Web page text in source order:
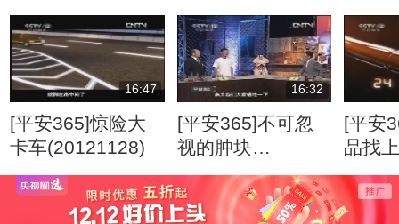
16:47
[平安365]惊险大
卡车(20121128)
16:32
[平安365]不可忽
视的肿块
(20120807)
[平安
品找